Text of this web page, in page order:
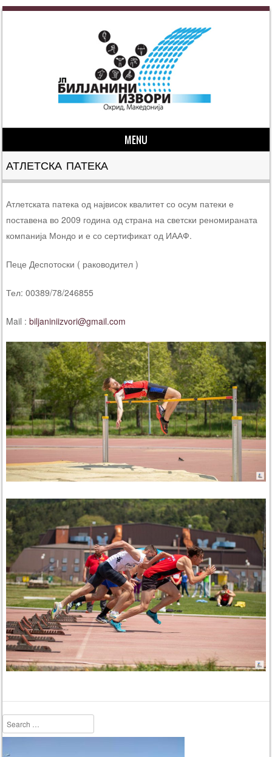
MENU
Skip to content
АТЛЕТСКА ПАТЕКА
Атлетската патека од највисок квалитет со осум патеки е
поставена во 2009 година од страна на светски реномираната
компанија Мондо и е со сертификат од ИААФ.
Пеце Деспотоски ( раководител )
Тел: 00389/78/246855
Mail :biljaniniizvori@gmail.com
Search